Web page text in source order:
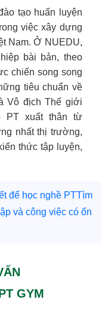
tạo huấn luyện
việc xây dựng
Nam. Ở NUEDU,
bài bản, theo
chiến song song
tiêu chuẩn về
Vô địch Thế giới
PT xuất thân từ
nhất thị trường,
thức tập luyện,
Tìm
và công việc có ổn
GYM